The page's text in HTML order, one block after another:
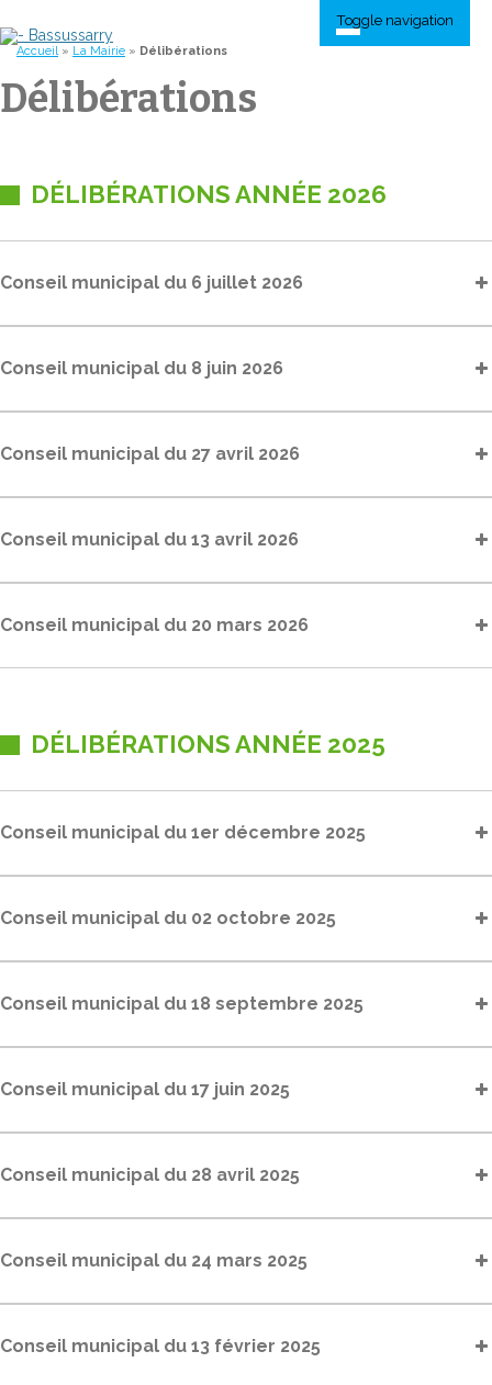
Toggle navigation
Accueil» La Mairie » Délibérations
Délibérations
DÉLIBÉRATIONS ANNÉE 2026
Conseil municipal du 6 juillet 2026
Conseil municipal du 8 juin 2026
Conseil municipal du 27 avril 2026
Conseil municipal du 13 avril 2026
Conseil municipal du 20 mars 2026
DÉLIBÉRATIONS ANNÉE 2025
Conseil municipal du 1er décembre 2025
Conseil municipal du 02 octobre 2025
Conseil municipal du 18 septembre 2025
Conseil municipal du 17 juin 2025
Conseil municipal du 28 avril 2025
Conseil municipal du 24 mars 2025
Conseil municipal du 13 février 2025